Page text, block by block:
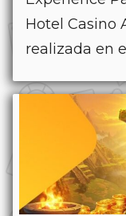
Hotel Casino
realizada en